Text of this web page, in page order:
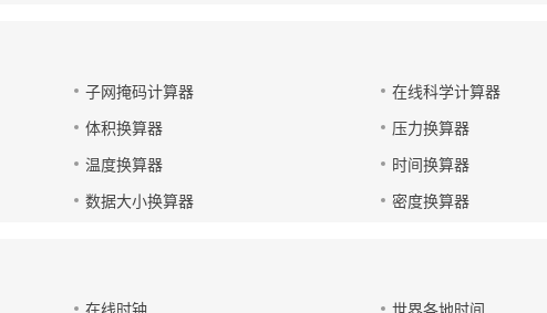
子网掩码计算器 在线科学计算器
体积换算器 压力换算器
温度换算器 时间换算器
数据大小换算器 密度换算器